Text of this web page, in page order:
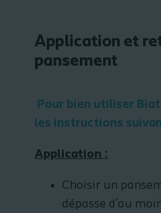
Application et
pansement
Pour bien utiliser
les instructions
Application :
Choisir un
dépasse d'au